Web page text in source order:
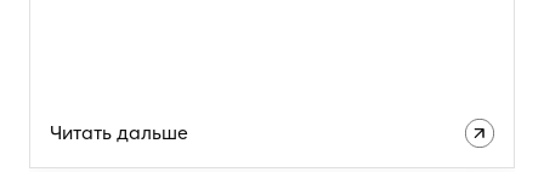
Читать дальше